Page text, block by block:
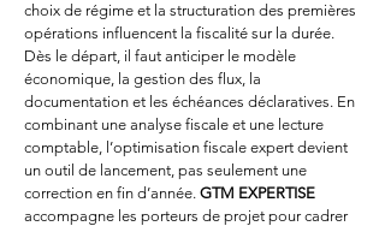
choix de régime et la structuration des premières
opérations influencent la fiscalité sur la durée.
Dès le départ, il faut anticiper le modèle
économique, la gestion des flux, la
documentation et les échéances déclaratives. En
combinant une analyse fiscale et une lecture
comptable, l’optimisation fiscale expert devient
un outil de lancement, pas seulement une
correction en fin d’année. GTM EXPERTISE
accompagne les porteurs de projet pour cadrer